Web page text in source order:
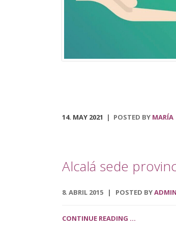
municipal, que podrá ser visitado en
polivalente La Tejuela. Regresa
14. MAY 2021 POSTED BY MARÍA
Alcalá sede
8. ABRIL 2015 POSTED BYADMIN
CONTINUE READING ...